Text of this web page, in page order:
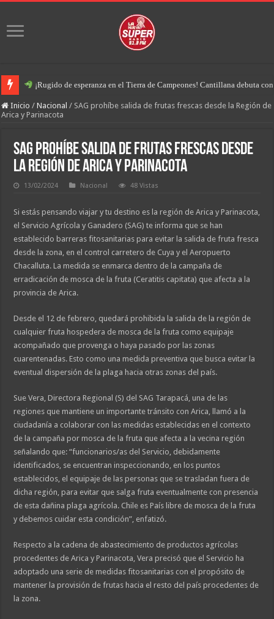
¡Rugido de esperanza en el Tierra de Campeones! Cantillana debuta
Inicio / Nacional / SAG prohíbe salida de frutas frescas desde la Región de
Arica y Parinacota
SAG prohíbe salida de frutas frescas desde
la Región de Arica y Parinacota
13/02/2024 Nacional 48 Vistas
Si estás pensando viajar y tu destino es la región de Arica y Parinacota,
el Servicio Agrícola y Ganadero (SAG) te informa que se han
establecido barreras fitosanitarias para evitar la salida de fruta fresca
desde la zona, en el control carretero de Cuya y el Aeropuerto
Chacalluta. La medida se enmarca dentro de la campaña de
erradicación de mosca de la fruta (Ceratitis capitata) que afecta a la
provincia de Arica.
Desde el 12 de febrero, quedará prohibida la salida de la región de
cualquier fruta hospedera de mosca de la fruta como equipaje
acompañado que provenga o haya pasado por las zonas
cuarentenadas. Esto como una medida preventiva que busca evitar la
eventual dispersión de la plaga hacia otras zonas del país.
Sue Vera, Directora Regional (S) del SAG Tarapacá, una de las
regiones que mantiene un importante tránsito con Arica, llamó a la
ciudadanía a colaborar con las medidas establecidas en el contexto
de la campaña por mosca de la fruta que afecta a la vecina región
señalando que: “funcionarios/as del Servicio, debidamente
identificados, se encuentran inspeccionando, en los puntos
establecidos, el equipaje de las personas que se trasladan fuera de
dicha región, para evitar que salga fruta eventualmente con presencia
de esta dañina plaga agrícola. Chile es País libre de mosca de la fruta
y debemos cuidar esta condición”, enfatizó.
Respecto a la cadena de abastecimiento de productos agrícolas
procedentes de Arica y Parinacota, Vera precisó que el Servicio ha
adoptado una serie de medidas fitosanitarias con el propósito de
mantener la provisión de frutas hacia el resto del país procedentes de
la zona.